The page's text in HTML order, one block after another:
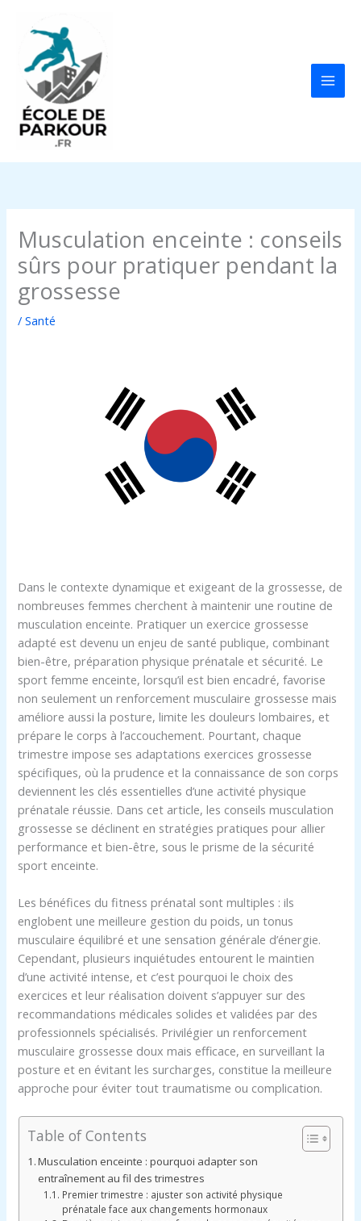
Musculation enceinte : conseils
sûrs pour pratiquer pendant la
grossesse
/Santé
Dans le contexte dynamique et exigeant de la grossesse, de
nombreuses femmes cherchent à maintenir une routine de
musculation enceinte. Pratiquer un exercice grossesse
adapté est devenu un enjeu de santé publique, combinant
bien-être, préparation physique prénatale et sécurité. Le
sport femme enceinte, lorsqu’il est bien encadré, favorise
non seulement un renforcement musculaire grossesse mais
améliore aussi la posture, limite les douleurs lombaires, et
prépare le corps à l’accouchement. Pourtant, chaque
trimestre impose ses adaptations exercices grossesse
spécifiques, où la prudence et la connaissance de son corps
deviennent les clés essentielles d’une activité physique
prénatale réussie. Dans cet article, les conseils musculation
grossesse se déclinent en stratégies pratiques pour allier
performance et bien-être, sous le prisme de la sécurité
sport enceinte.
Les bénéfices du fitness prénatal sont multiples : ils
englobent une meilleure gestion du poids, un tonus
musculaire équilibré et une sensation générale d’énergie.
Cependant, plusieurs inquiétudes entourent le maintien
d’une activité intense, et c’est pourquoi le choix des
exercices et leur réalisation doivent s’appuyer sur des
recommandations médicales solides et validées par des
professionnels spécialisés. Privilégier un renforcement
musculaire grossesse doux mais efficace, en surveillant la
posture et en évitant les surcharges, constitue la meilleure
approche pour éviter tout traumatisme ou complication.
Table of Contents
Musculation enceinte : pourquoi adapter son
entraînement au fil des trimestres
Premier trimestre : ajuster son activité physique
prénatale face aux changements hormonaux